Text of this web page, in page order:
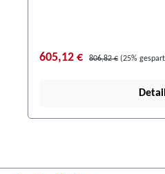
605,12 € 806,82 € (25%